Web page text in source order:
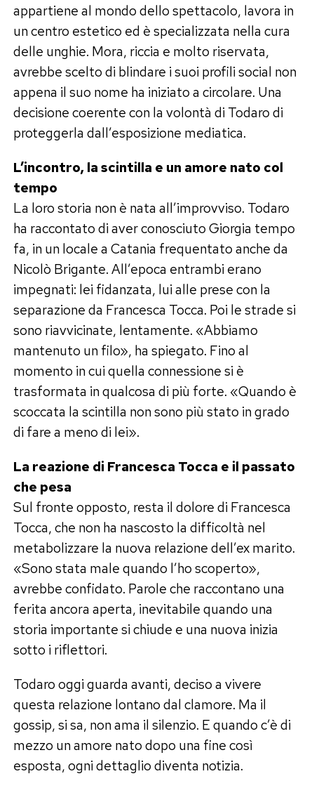
appartiene al mondo dello spettacolo, lavora in
un centro estetico ed è specializzata nella cura
delle unghie. Mora, riccia e molto riservata,
avrebbe scelto di blindare i suoi profili social non
appena il suo nome ha iniziato a circolare. Una
decisione coerente con la volontà di Todaro di
proteggerla dall’esposizione mediatica.
L’incontro, la scintilla e un amore nato col
tempo
La loro storia non è nata all’improvviso. Todaro
ha raccontato di aver conosciuto Giorgia tempo
fa, in un locale a Catania frequentato anche da
Nicolò Brigante. All’epoca entrambi erano
impegnati: lei fidanzata, lui alle prese con la
separazione da Francesca Tocca. Poi le strade si
sono riavvicinate, lentamente. «Abbiamo
mantenuto un filo», ha spiegato. Fino al
momento in cui quella connessione si è
trasformata in qualcosa di più forte. «Quando è
scoccata la scintilla non sono più stato in grado
di fare a meno di lei».
La reazione di Francesca Tocca e il passato
che pesa
Sul fronte opposto, resta il dolore di Francesca
Tocca, che non ha nascosto la difficoltà nel
metabolizzare la nuova relazione dell’ex marito.
«Sono stata male quando l’ho scoperto»,
avrebbe confidato. Parole che raccontano una
ferita ancora aperta, inevitabile quando una
storia importante si chiude e una nuova inizia
sotto i riflettori.
Todaro oggi guarda avanti, deciso a vivere
questa relazione lontano dal clamore. Ma il
gossip, si sa, non ama il silenzio. E quando c’è di
mezzo un amore nato dopo una fine così
esposta, ogni dettaglio diventa notizia.